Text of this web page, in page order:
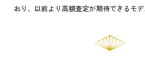
おり、以前より高額査定が期待できるモデ